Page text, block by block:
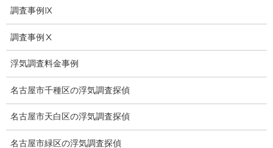
愛知探偵
愛知県探偵
探偵愛知県
愛知調査
盗聴調査名古屋
調査事例Ⅸ
調査事例Ⅹ
浮気調査料金事例
名古屋市千種区の浮気調査探偵
名古屋市天白区の浮気調査探偵
名古屋市緑区の浮気調査探偵